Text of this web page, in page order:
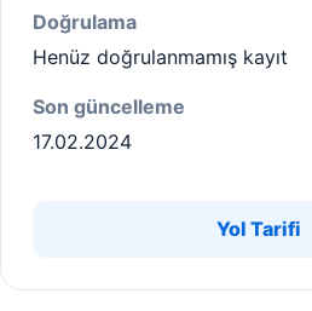
Doğrulama
Henüz doğrulanmamış kayıt
Son güncelleme
17.02.2024
Yol Tarifi